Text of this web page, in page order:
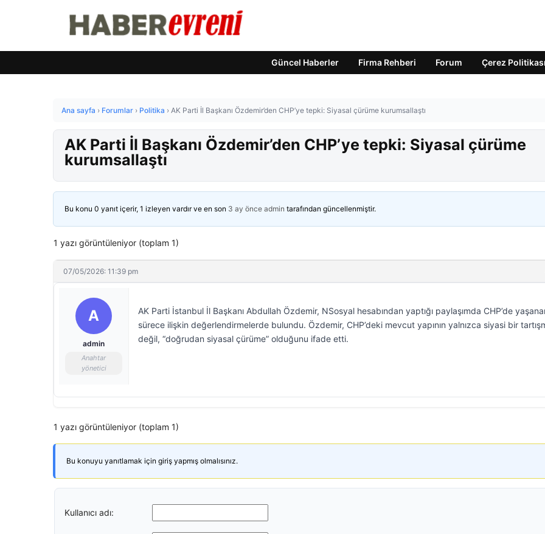
Güncel Haberler Firma Rehberi Forum Çerez Politikası
Ana sayfa › Forumlar › Politika › AK Parti İl Başkanı Özdemir’den CHP’ye tepki: Siyasal çürüme kurumsallaştı
AK Parti İl Başkanı Özdemir’den CHP’ye tepki: Siyasal çürüme
kurumsallaştı
Bu konu 0 yanıt içerir, 1 izleyen vardır ve en son 3 ay önce admin tarafından güncellenmiştir.
1 yazı görüntüleniyor (toplam 1)
07/05/2026: 11:39 pm
A
admin
Anahtar
yönetici
AK Parti İstanbul İl Başkanı Abdullah Özdemir, NSosyal hesabından yaptığı paylaşımda CHP’de
sürece ilişkin değerlendirmelerde bulundu. Özdemir, CHP’deki mevcut yapının yalnızca siyasi bir
değil, “doğrudan siyasal çürüme” olduğunu ifade etti.
1 yazı görüntüleniyor (toplam 1)
Bu konuyu yanıtlamak için giriş yapmış olmalısınız.
Kullanıcı adı: